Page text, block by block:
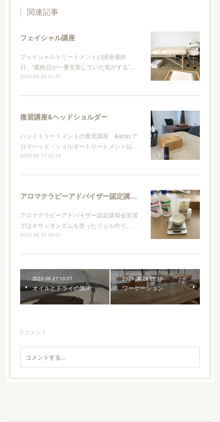
関連記事
フェイシャル講座
フェイシャルトリートメントの講座最終
日。“最終日が一番充実していた気がする”…
2024.09.26 01:57
復習講座&ヘッドショルダー
ハンドトリートメントの復習講座 &amp;ア
ロマヘッド・ショルダートリートメント以…
2024.09.17 22:04
アロマテラピーアドバイザー認定講習会
アロマテラピーアドバイザー認定講習会実習
ではキサンタンガムを使ったジェル作り。…
2024.08.09 08:07
2023.06.27 10:07
オイルとドライの施術
2023.06.24 22:10
ワーケーション
0コメント